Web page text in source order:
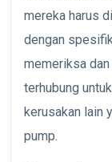
mereka harus
dengan
memeriksa
terhubung
kerusakan lain
pump.